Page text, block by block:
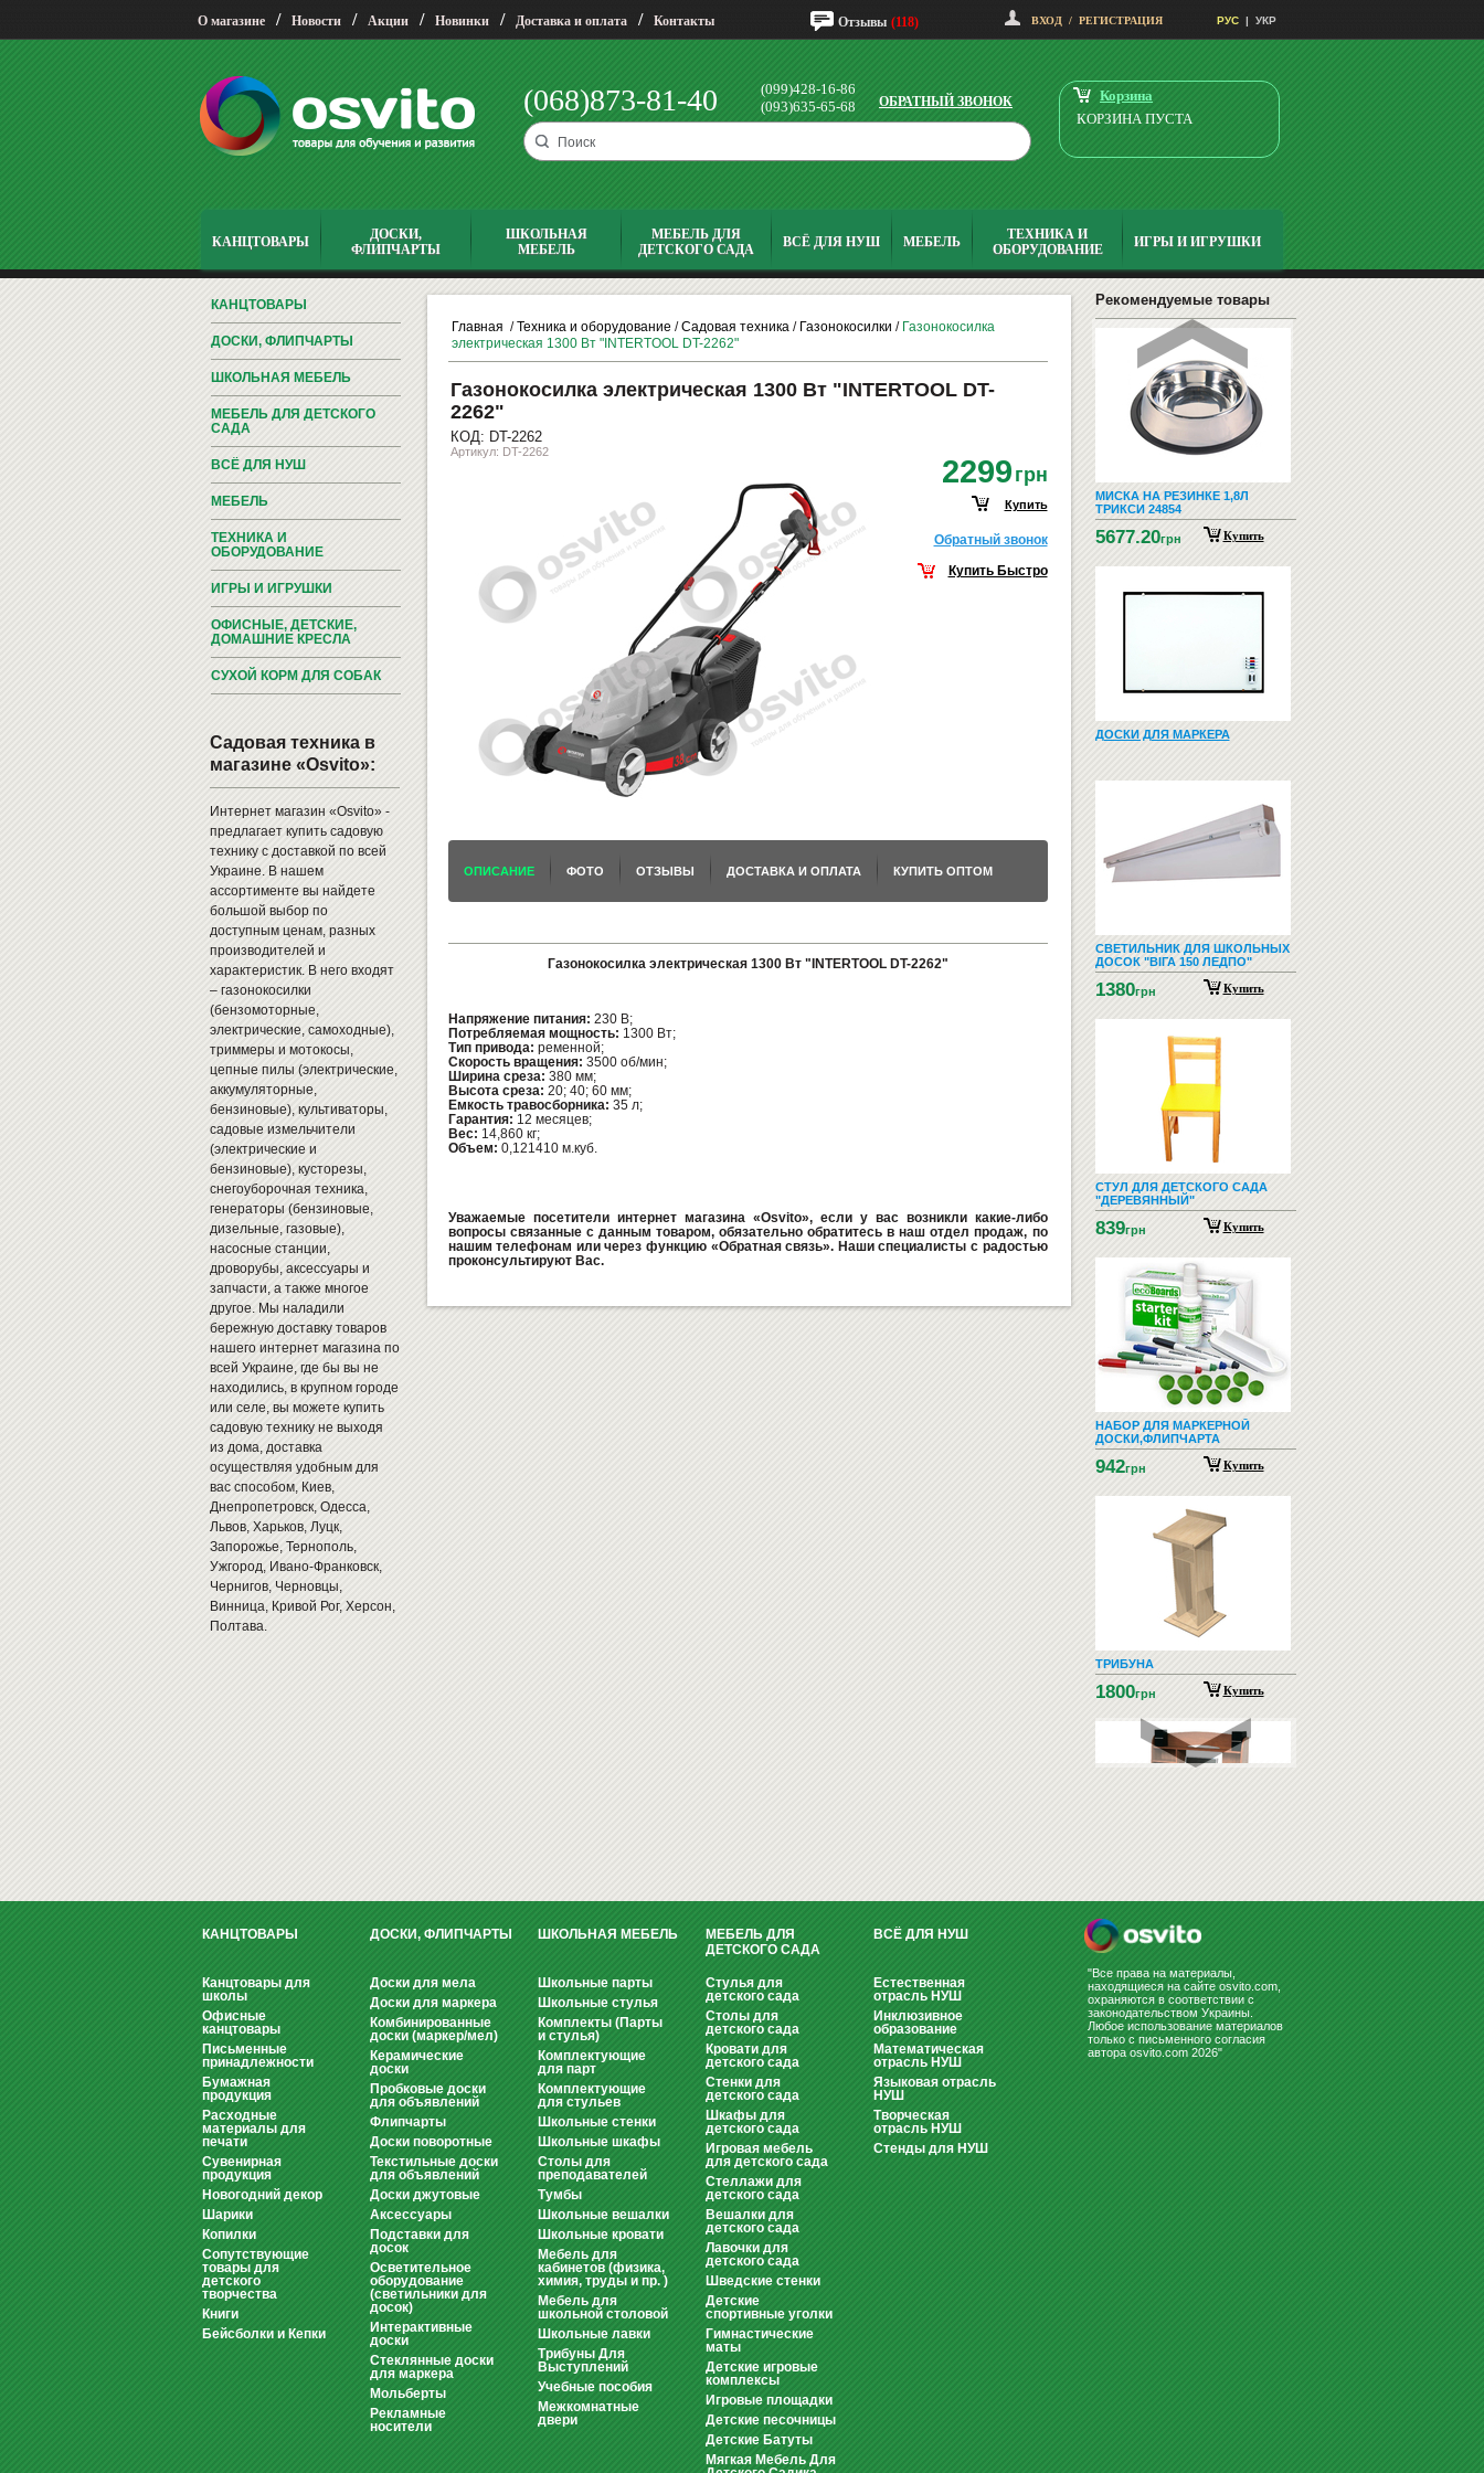
О магазине / Новости / Акции / Новинки / Доставка и оплата / Контакты Отзывы (118) ВХОД / РЕГИСТРАЦИЯ РУС | УКР
(068)873-81-40
(099)428-16-86
(093)635-65-68
ОБРАТНЫЙ ЗВОНОК
Корзина
КОРЗИНА ПУСТА
КАНЦТОВАРЫ
ДОСКИ,
ФЛИПЧАРТЫ
ШКОЛЬНАЯ
МЕБЕЛЬ
МЕБЕЛЬ ДЛЯ
ДЕТСКОГО САДА
ВСЁ ДЛЯ НУШ МЕБЕЛЬ
ТЕХНИКА И
ОБОРУДОВАНИЕ
ИГРЫ И ИГРУШКИ
КАНЦТОВАРЫ
ДОСКИ, ФЛИПЧАРТЫ
ШКОЛЬНАЯ МЕБЕЛЬ
МЕБЕЛЬ ДЛЯ ДЕТСКОГО
САДА
ВСЁ ДЛЯ НУШ
МЕБЕЛЬ
ТЕХНИКА И
ОБОРУДОВАНИЕ
ИГРЫ И ИГРУШКИ
ОФИСНЫЕ, ДЕТСКИЕ,
ДОМАШНИЕ КРЕСЛА
СУХОЙ КОРМ ДЛЯ СОБАК
Садовая техника в
магазине «Osvito»:
Интернет магазин «Osvito» -
предлагает купить садовую
технику с доставкой по всей
Украине. В нашем
ассортименте вы найдете
большой выбор по
доступным ценам, разных
производителей и
характеристик. В него входят
– газонокосилки
(бензомоторные,
электрические, самоходные),
триммеры и мотокосы,
цепные пилы (электрические,
аккумуляторные,
бензиновые), культиваторы,
садовые измельчители
(электрические и
бензиновые), кусторезы,
снегоуборочная техника,
генераторы (бензиновые,
дизельные, газовые),
насосные станции,
дроворубы, аксессуары и
запчасти, а также многое
другое. Мы наладили
бережную доставку товаров
нашего интернет магазина по
всей Украине, где бы вы не
находились, в крупном городе
или селе, вы можете купить
садовую технику не выходя
из дома, доставка
осуществляя удобным для
вас способом, Киев,
Днепропетровск, Одесса,
Львов, Харьков, Луцк,
Запорожье, Тернополь,
Ужгород, Ивано-Франковск,
Чернигов, Черновцы,
Винница, Кривой Рог, Херсон,
Полтава.
Главная /Техника и оборудование /Садовая техника / Газонокосилки / Газонокосилка
электрическая 1300 Вт "INTERTOOL DT-2262"
Газонокосилка электрическая 1300 Вт "INTERTOOL DT-
2262"
КОД: DT-2262
Артикул: DT-2262
2299 грн
Купить
Обратный звонок
Купить Быстро
ОПИСАНИЕ ФОТО ОТЗЫВЫ ДОСТАВКА И ОПЛАТА КУПИТЬ ОПТОМ
Газонокосилка электрическая 1300 Вт "INTERTOOL DT-2262"
Напряжение питания: 230 В;
Потребляемая мощность: 1300 Вт;
Тип привода: ременной;
Скорость вращения: 3500 об/мин;
Ширина среза: 380 мм;
Высота среза: 20; 40; 60 мм;
Емкость травосборника: 35 л;
Гарантия: 12 месяцев;
Вес: 14,860 кг;
Объем: 0,121410 м.куб.
Уважаемые посетители интернет магазина «Osvito», если у вас возникли какие-либо
вопросы связанные с данным товаром, обязательно обратитесь в наш отдел продаж, по
нашим телефонам или через функцию «Обратная связь». Наши специалисты с радостью
проконсультируют Вас.
Рекомендуемые товары
МЕЛ/МАРКЕР 100Х400
9150
ЗООТОВАРЫ (ТОВАРЫ ДЛЯ
ЖИВОТНЫХ)
МИСКА НА РЕЗИНКЕ 1,8Л
ТРИКСИ 24854
5677.20грн Купить
ДОСКИ ДЛЯ МАРКЕРА
СВЕТИЛЬНИК ДЛЯ ШКОЛЬНЫХ
ДОСОК "ВІГА 150 ЛЕДПО"
1380грн Купить
СТУЛ ДЛЯ ДЕТСКОГО САДА
"ДЕРЕВЯННЫЙ"
839грн Купить
НАБОР ДЛЯ МАРКЕРНОЙ
ДОСКИ,ФЛИПЧАРТА
942грн Купить
ТРИБУНА
1800грн Купить
КАНЦТОВАРЫ
Канцтовары для
школы
Офисные
канцтовары
Письменные
принадлежности
Бумажная
продукция
Расходные
материалы для
печати
Сувенирная
продукция
Новогодний декор
Шарики
Копилки
Сопутствующие
товары для
детского
творчества
Книги
Бейсболки и Кепки
ДОСКИ, ФЛИПЧАРТЫ
Доски для мела
Доски для маркера
Комбинированные
доски (маркер/мел)
Керамические
доски
Пробковые доски
для объявлений
Флипчарты
Доски поворотные
Текстильные доски
для объявлений
Доски джутовые
Аксессуары
Подставки для
досок
Осветительное
оборудование
(светильники для
досок)
Интерактивные
доски
Стеклянные доски
для маркера
Мольберты
Рекламные
носители
ШКОЛЬНАЯ МЕБЕЛЬ
Школьные парты
Школьные стулья
Комплекты (Парты
и стулья)
Комплектующие
для парт
Комплектующие
для стульев
Школьные стенки
Школьные шкафы
Столы для
преподавателей
Тумбы
Школьные вешалки
Школьные кровати
Мебель для
кабинетов (физика,
химия, труды и пр. )
Мебель для
школьной столовой
Школьные лавки
Трибуны Для
Выступлений
Учебные пособия
Межкомнатные
двери
МЕБЕЛЬ ДЛЯ
ДЕТСКОГО САДА
Стулья для
детского сада
Столы для
детского сада
Кровати для
детского сада
Стенки для
детского сада
Шкафы для
детского сада
Игровая мебель
для детского сада
Стеллажи для
детского сада
Вешалки для
детского сада
Лавочки для
детского сада
Шведские стенки
Детские
спортивные уголки
Гимнастические
маты
Детские игровые
комплексы
Игровые площадки
Детские песочницы
Детские Батуты
Мягкая Мебель Для
ВСЁ ДЛЯ НУШ
Естественная
отрасль НУШ
Инклюзивное
образование
Математическая
отрасль НУШ
Языковая отрасль
НУШ
Творческая
отрасль НУШ
Стенды для НУШ
"Все права на материалы,
находящиеся на сайте osvito.com,
охраняются в соответствии с
законодательством Украины.
Любое использование материалов
только с письменного согласия
автора osvito.com 2026"